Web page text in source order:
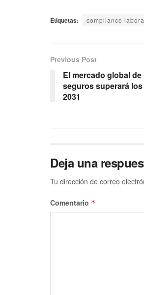
Etiquetas: compliance
Previous Post
El mercado global
seguros superará
2031
Deja una
Tu dirección de correo
Comentario *